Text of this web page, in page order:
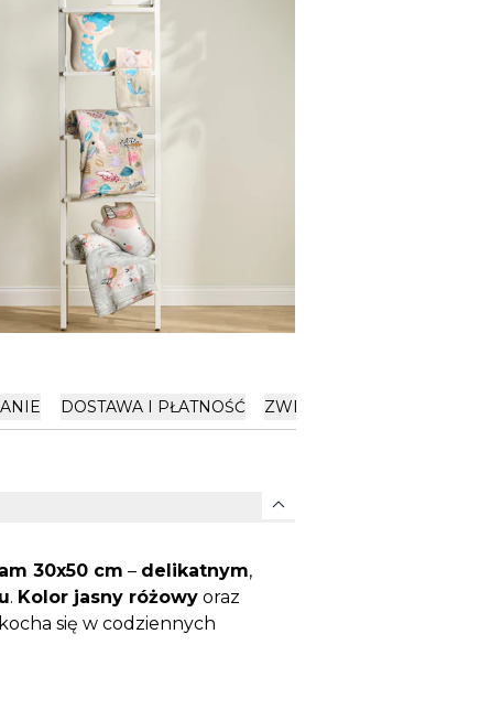
DOSTAWA I PŁATNOŚĆ ZWROTY
expand_more
30x50 cm – delikatnym,
. Kolor jasny różowy oraz
się w codziennych